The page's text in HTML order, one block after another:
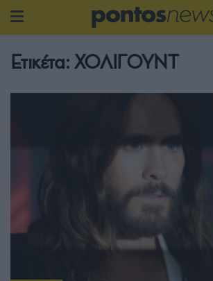
Ετικέτα: ΧΟΛΙΓΟΥΝΤ